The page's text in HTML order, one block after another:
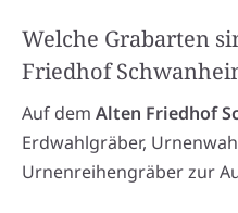
Welche Grabarten
Friedhof
Auf dem Alten Friedhof
Erdwahlgräber,
Urnenreihengräber zur